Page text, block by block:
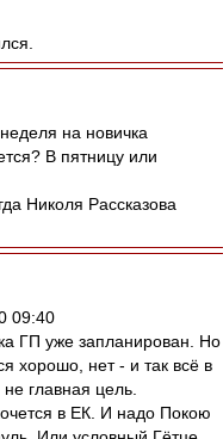
на новичка
В пятницу или
Николя Рассказова
09:40
ГП уже запланирован. Но
хорошо, нет - и так всё в
главная цель.
в ЕК. И надо Покою